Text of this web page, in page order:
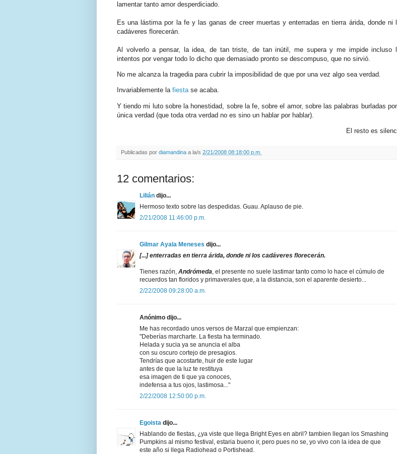
lamentar tanto amor desperdiciado.
Es una lástima por la fe y las ganas de creer muertas y enterradas en tierra árida, donde ni
cadáveres florecerán.
Al volverlo a pensar, la idea, de tan triste, de tan inútil, me supera y me impide incluso
intentos por vengar todo lo dicho que demasiado pronto se descompuso, que no sirvió.
No me alcanza la tragedia para cubrir la imposibilidad de que por una vez algo sea verdad.
Invariablemente la fiestase acaba.
Y tiendo mi luto sobre la honestidad, sobre la fe, sobre el amor, sobre las palabras burladas
única verdad (que toda otra verdad no es sino un hablar por hablar).
El resto es
Publicadas por diamandina a la/s 2/21/2008 08:18:00 p.m.
12 comentarios:
Lilián dijo...
Hermoso texto sobre las despedidas. Guau. Aplauso de pie.
2/21/2008 11:46:00 p.m.
Gilmar Ayala Meneses dijo...
[...] enterradas en tierra árida, donde ni los cadáveres florecerán.
Tienes razón, Andrómeda, el presente no suele lastimar tanto como lo hace el cúmulo de
recuerdos tan floridos y primaverales que, a la distancia, son el aparente desierto...
2/22/2008 09:28:00 a.m.
Anónimo dijo...
Me has recordado unos versos de Marzal que empienzan:
"Deberías marcharte. La fiesta ha terminado.
Helada y sucia ya se anuncia el alba
con su oscuro cortejo de presagios.
Tendrías que acostarte, huir de este lugar
antes de que la luz te restituya
esa imagen de ti que ya conoces,
indefensa a tus ojos, lastimosa..."
2/22/2008 12:50:00 p.m.
Egoista dijo...
Hablando de fiestas, ¿ya viste que llega Bright Eyes en abril? tambien llegan los Smashing
Pumpkins al mismo festival, estaria bueno ir, pero pues no se, yo vivo con la idea de que
este año si llega Radiohead o Portishead.